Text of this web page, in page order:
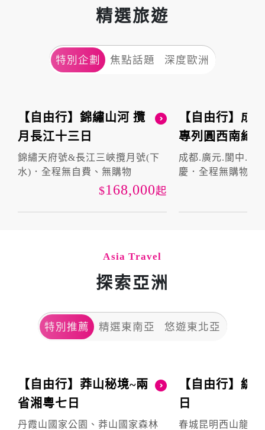
精選旅遊
特別企劃 焦點話題 深度歐洲
【自由行】錦繡山河 攬
月長江十三日
錦繡天府號&長江三峽攬月號(下
水)．全程無自費、無購物
168,000起
【自由行】成
專列圓西南綺
成都.廣元.閬中.貴
慶．全程無購物．
Asia Travel
探索亞洲
特別推薦 精選東南亞 悠遊東北亞
【自由行】莽山秘境~兩
省湘粵七日
丹霞山國家公園、莽山國家森林
【自由行】綻
日
春城昆明西山龍門